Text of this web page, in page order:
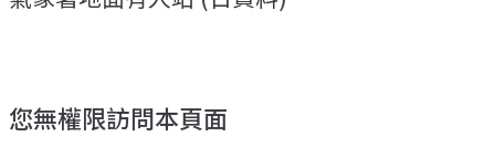
您無權限訪問本頁面